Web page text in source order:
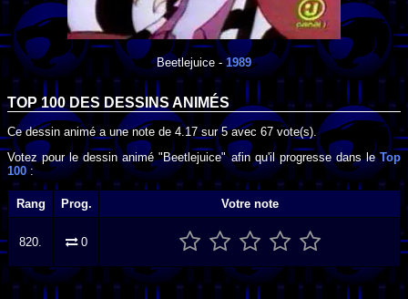
Beetlejuice -1989
TOP 100 DESDESSINS ANIMÉS
Ce dessin animé a une note de4.17sur5avec 67vote(s).
Votez pour le dessin animé "Beetlejuice" afin qu'il progresse dans leTop
100:
Rang Prog. Votre note
820. 0